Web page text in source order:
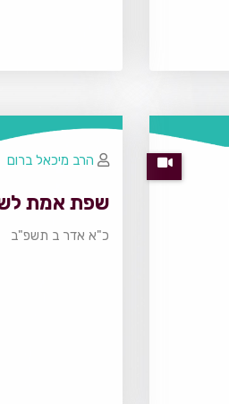
שפת אמת
כ"א אדר ב תשפ"ב
הרב מיכאל ברום